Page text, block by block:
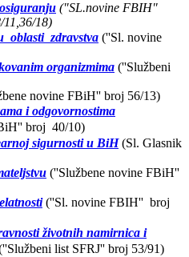
("SL.novine FBIH"
11,36/18)
oblasti zdravstva (''Sl. novine
organizmima (''Službeni
novine FBiH'' broj 56/13)
i odgovornostima
broj 40/10)
sigurnosti u BiH(Sl. Glasnik
(''Službene novine FBiH''
(''Sl. novine FBIH'' broj
životnih namirnica i
list SFRJ'' broj 53/91)